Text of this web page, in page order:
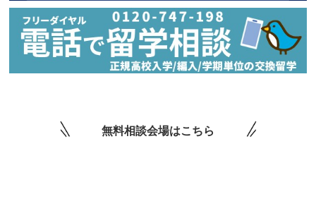
無料相談会場はこちら